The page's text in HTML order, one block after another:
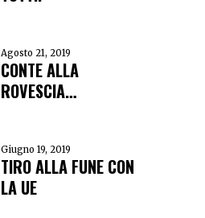
Agosto 21, 2019
CONTE ALLA
ROVESCIA…
Giugno 19, 2019
TIRO ALLA FUNE CON
LA UE